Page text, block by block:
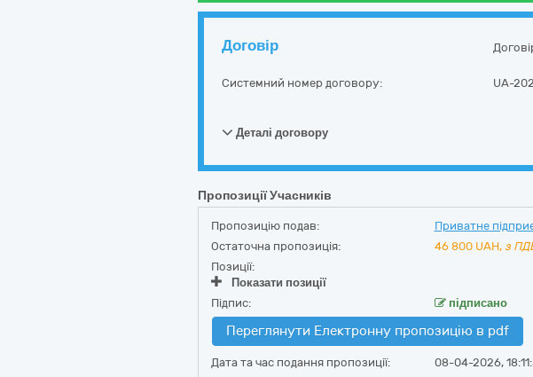
Договір
Системний номер договору: UA-
Деталі договору
Пропозиції Учасників
Пропозицію подав: Приватне
Остаточна пропозиція:
46 800 UAH, з
Позиції:
Показати позиції
Підпис:
підписано
Переглянути Електронну пропозицію в pdf
Дата та час подання пропозиції:
08-04-2026,